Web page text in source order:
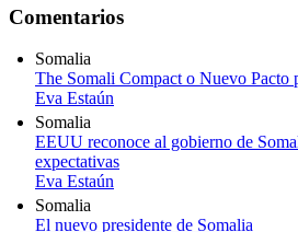
Comentarios
Somalia
The Somali Compact o Nuevo Pacto
Eva Estaún
Somalia
EEUU reconoce al gobierno de
expectativas
Eva Estaún
Somalia
El nuevo presidente de Somalia